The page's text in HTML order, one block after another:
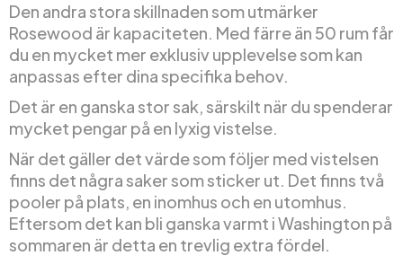
Den andra stora skillnaden som utmärker
Rosewood är kapaciteten. Med färre än 50 rum får
du en mycket mer exklusiv upplevelse som kan
anpassas efter dina specifika behov.
Det är en ganska stor sak, särskilt när du spenderar
mycket pengar på en lyxig vistelse.
När det gäller det värde som följer med vistelsen
finns det några saker som sticker ut. Det finns två
pooler på plats, en inomhus och en utomhus.
Eftersom det kan bli ganska varmt i Washington på
sommaren är detta en trevlig extra fördel.